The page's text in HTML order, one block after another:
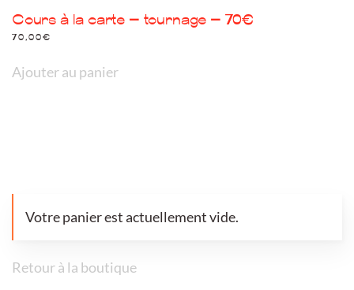
Cours à la carte – tournage – 70€
70,00€
Ajouter au panier
Votre panier est actuellement vide.
Retour à la boutique